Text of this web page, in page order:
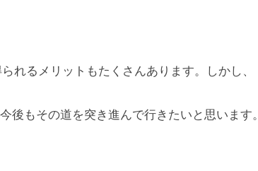
れるメリットもたくさんあります。しかし、
後もその道を突き進んで行きたいと思います。